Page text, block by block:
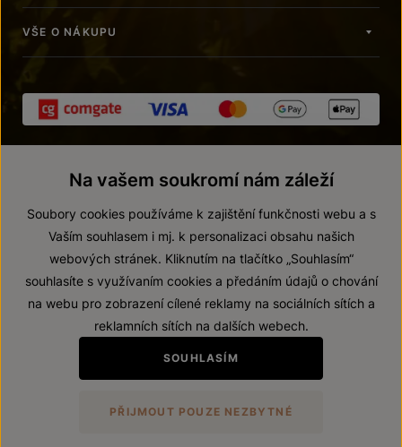
VŠE O NÁKUPU
© 2026 ZNOVÍN ZNOJMO, a. s.
Prohlášení o přístupnosti
Zákaz prodeje alkoholických nápojů osobám mladším 18 let.
VytvořilwebProgress
Na vašem soukromí nám záleží
Soubory cookies používáme k zajištění funkčnosti webu a s
Vaším souhlasem i mj. k personalizaci obsahu našich
webových stránek. Kliknutím na tlačítko „Souhlasím“
souhlasíte s využívaním cookies a předáním údajů o chování
na webu pro zobrazení cílené reklamy na sociálních sítích a
reklamních sítích na dalších webech.
SOUHLASÍM
PŘIJMOUT POUZE NEZBYTNÉ